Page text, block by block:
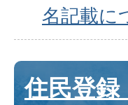
名記載に
住民登録